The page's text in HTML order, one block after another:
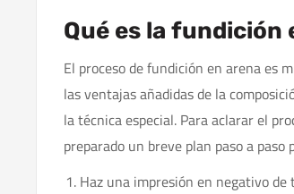
Qué es la fundición
El proceso de fundición en arena es
las ventajas añadidas de la
la técnica especial. Para aclarar el
preparado un breve plan paso a
Haz una impresión en negativo de